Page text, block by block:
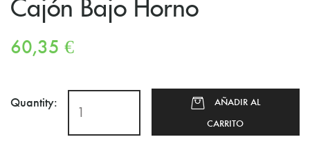
Cajón Bajo Horno
60,35 €
Quantity:
AÑADIR AL
CARRITO